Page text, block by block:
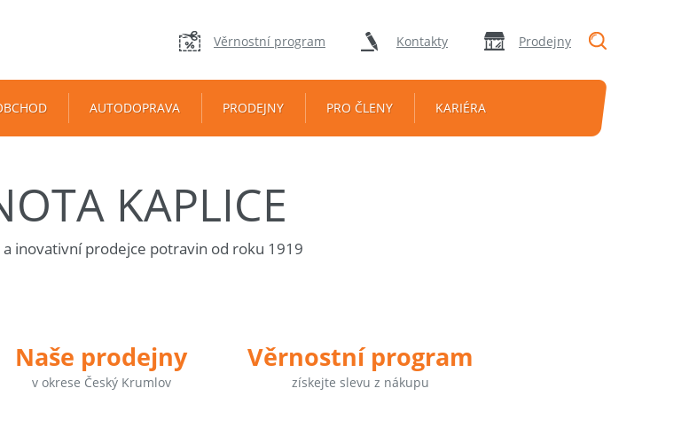
Věrnostní program Kontakty Prodejny
AUTODOPRAVA PRODEJNY PRO ČLENY KARIÉRA
KAPLICE
a inovativní prodejce potravin od roku 1919
Naše prodejny
v okrese Český Krumlov
Věrnostní program
získejte slevu z nákupu